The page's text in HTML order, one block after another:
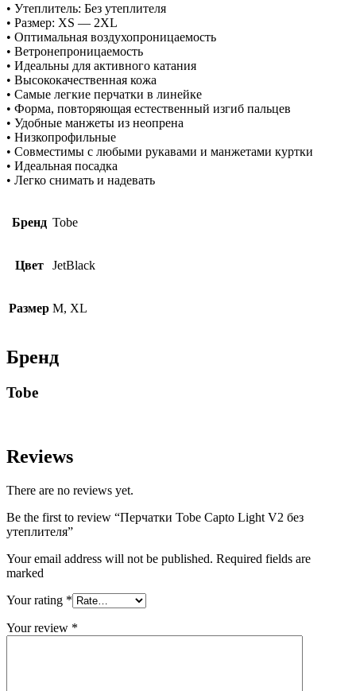
• Утеплитель: Без утеплителя
• Размер: XS — 2XL
• Оптимальная воздухопроницаемость
• Ветронепроницаемость
• Идеальны для активного катания
• Высококачественная кожа
• Самые легкие перчатки в линейке
• Форма, повторяющая естественный изгиб пальцев
• Удобные манжеты из неопрена
• Низкопрофильные
• Совместимы с любыми рукавами и манжетами куртки
• Идеальная посадка
• Легко снимать и надевать
Бренд Tobe
Цвет JetBlack
Размер M, XL
Бренд
Tobe
Reviews
There are no reviews yet.
Be the first to review “Перчатки Tobe Capto Light V2 без
утеплителя”
Your email address will not be published. Required fields are
marked
Your rating *
Your review *